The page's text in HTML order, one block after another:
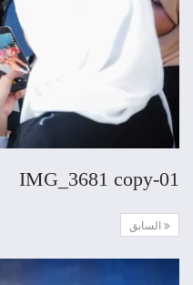
IMG_3681 copy-01
السابق